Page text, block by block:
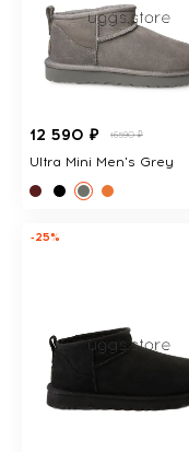
12 590 ₽ 16590 ₽
Ultra Mini Men's Grey
-25%